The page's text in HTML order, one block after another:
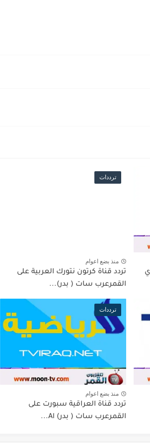
ترددات
منذ بضع اعوام
تردد قناة كرتون نتورك العربية على
القمرعرب سات ( بدر)...
ترددات
منذ بضع اعوام
تردد قناة العراقية سبورت على
القمرعرب سات ( بدر) Al...